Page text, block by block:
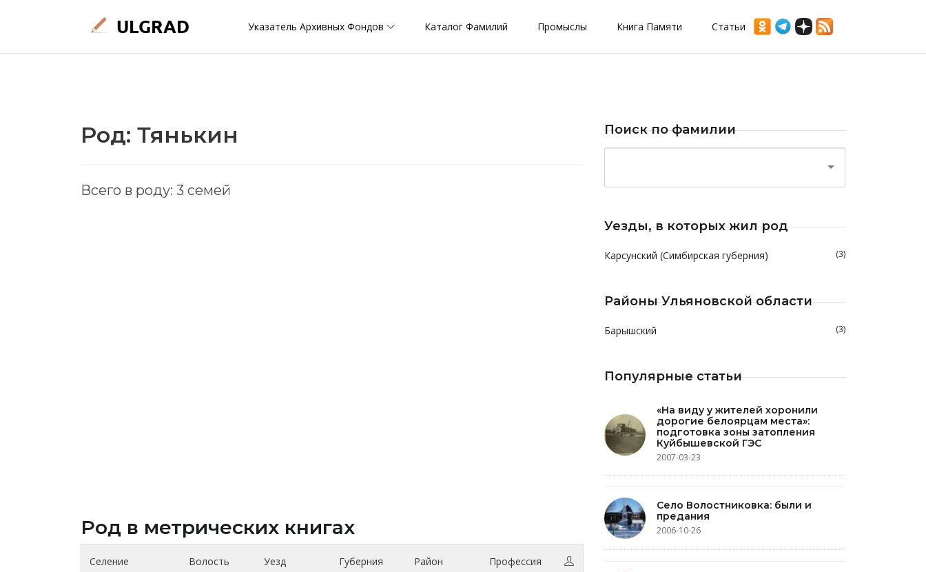
Указатель Архивных Фондов Каталог Фамилий Промыслы Книга Памяти Статьи
Род: Тянькин
Всего в роду: 3 семей
Род в метрических книгах
Селение Волость Уезд Губерния Район Профессия
Поиск по фамилии
Уезды, в которых жил род
Карсунский (Симбирская губерния) (3)
Районы Ульяновской области
Барышский (3)
Популярные статьи
«На виду у жителей хоронили
дорогие белоярцам места»:
подготовка зоны затопления
Куйбышевской ГЭС
2007-03-23
Село Волостниковка: были и
предания
2006-10-26